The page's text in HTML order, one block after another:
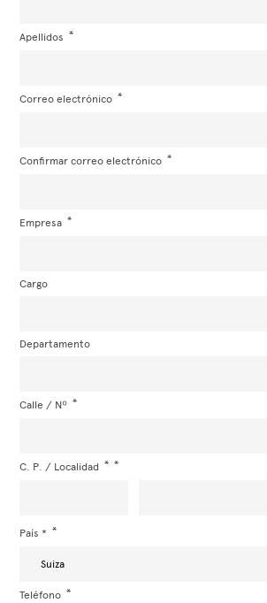
Apellidos
Correo electrónico
Confirmar correo electrónico
Empresa
Cargo
Departamento
Calle / Nº
C. P. / Localidad
País *
Teléfono